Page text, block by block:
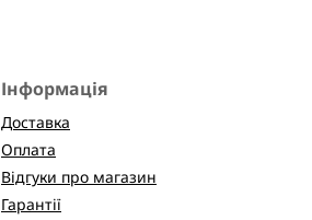
Інформація
Доставка
Оплата
Відгуки про магазин
Гарантії